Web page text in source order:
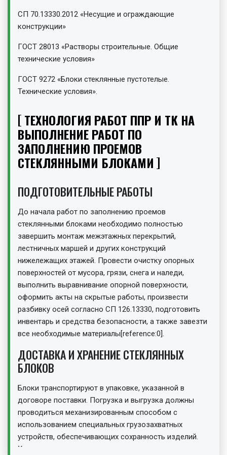
СП 70.13330.2012 «Несущие и ограждающие
конструкции»
ГОСТ 28013 «Растворы строительные. Общие
технические условия»
ГОСТ 9272 «Блоки стеклянные пустотелые.
Технические условия».
ТЕХНОЛОГИЯ РАБОТ ППР И ТК НА
ВЫПОЛНЕНИЕ РАБОТ ПО
ЗАПОЛНЕНИЮ ПРОЕМОВ
СТЕКЛЯННЫМИ БЛОКАМИ
ПОДГОТОВИТЕЛЬНЫЕ РАБОТЫ
До начала работ по заполнению проемов
стеклянными блоками необходимо полностью
завершить монтаж межэтажных перекрытий,
лестничных маршей и других конструкций
нижележащих этажей. Провести очистку опорных
поверхностей от мусора, грязи, снега и наледи,
выполнить выравнивание опорной поверхности,
оформить акты на скрытые работы, произвести
разбивку осей согласно СП 126.13330, подготовить
инвентарь и средства безопасности, а также завезти
все необходимые материалы[reference:0].
ДОСТАВКА И ХРАНЕНИЕ СТЕКЛЯННЫХ
БЛОКОВ
Блоки транспортируют в упаковке, указанной в
договоре поставки. Погрузка и выгрузка должны
проводиться механизированным способом с
использованием специальных грузозахватных
устройств, обеспечивающих сохранность изделий.
Хранение осуществляется в закрытых помещениях